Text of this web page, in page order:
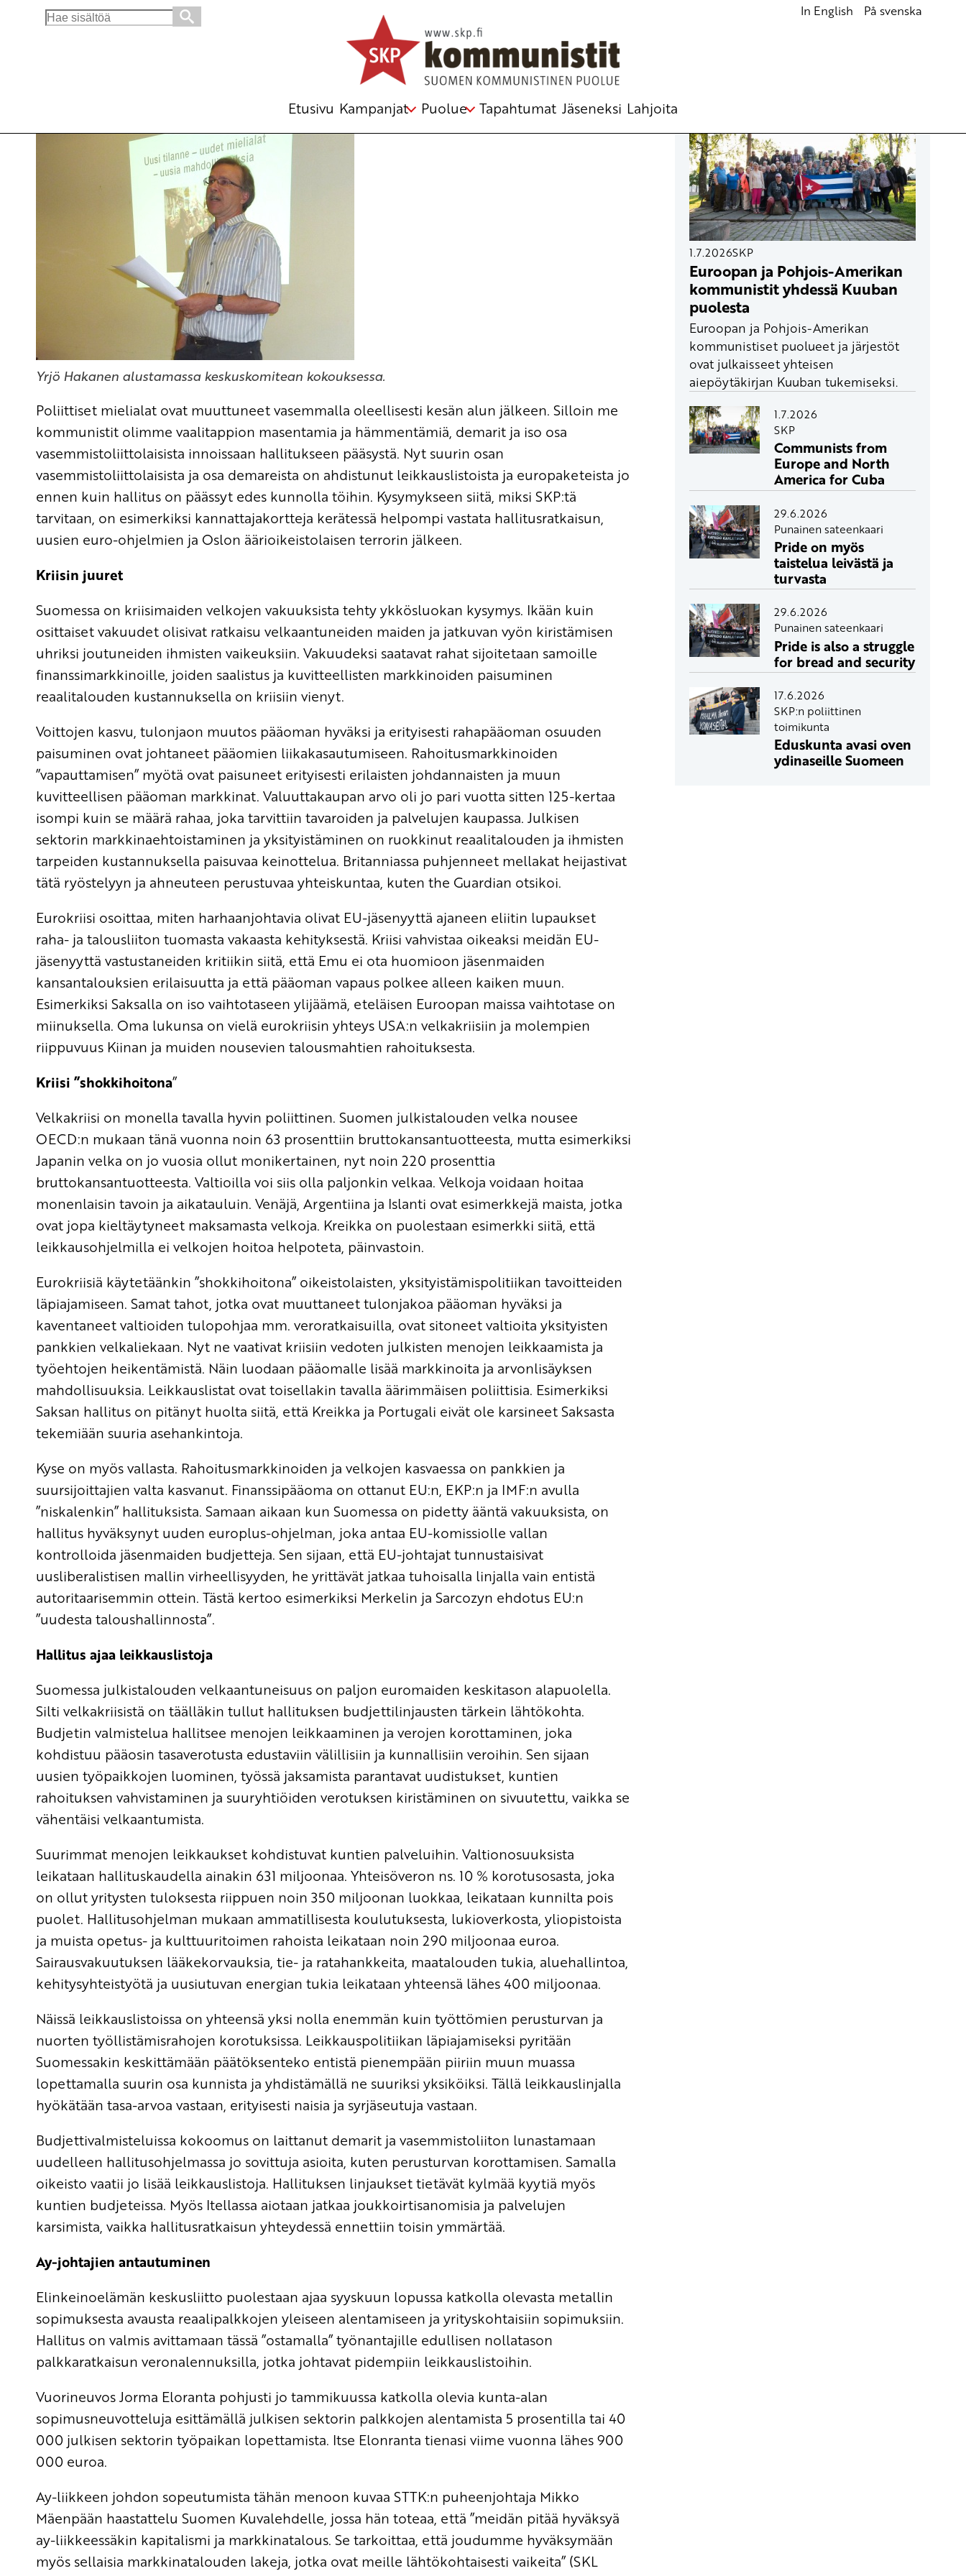
Search
In English På svenska
Etusivu Kampanjat Puolue Tapahtumat Jäseneksi Lahjoita
Yrjö Hakanen alustamassa keskuskomitean kokouksessa.
Poliittiset mielialat ovat muuttuneet vasemmalla oleellisesti kesän alun jälkeen. Silloin me
kommunistit olimme vaalitappion masentamia ja hämmentämiä, demarit ja iso osa
vasemmistoliittolaisista innoissaan hallitukseen pääsystä. Nyt suurin osan
vasemmistoliittolaisista ja osa demareista on ahdistunut leikkauslistoista ja europaketeista jo
ennen kuin hallitus on päässyt edes kunnolla töihin. Kysymykseen siitä, miksi SKP:tä
tarvitaan, on esimerkiksi kannattajakortteja kerätessä helpompi vastata hallitusratkaisun,
uusien euro-ohjelmien ja Oslon äärioikeistolaisen terrorin jälkeen.
Kriisin juuret
Suomessa on kriisimaiden velkojen vakuuksista tehty ykkösluokan kysymys. Ikään kuin
osittaiset vakuudet olisivat ratkaisu velkaantuneiden maiden ja jatkuvan vyön kiristämisen
uhriksi joutuneiden ihmisten vaikeuksiin. Vakuudeksi saatavat rahat sijoitetaan samoille
finanssimarkkinoille, joiden saalistus ja kuvitteellisten markkinoiden paisuminen
reaalitalouden kustannuksella on kriisiin vienyt.
Voittojen kasvu, tulonjaon muutos pääoman hyväksi ja erityisesti rahapääoman osuuden
paisuminen ovat johtaneet pääomien liikakasautumiseen. Rahoitusmarkkinoiden
”vapauttamisen” myötä ovat paisuneet erityisesti erilaisten johdannaisten ja muun
kuvitteellisen pääoman markkinat. Valuuttakaupan arvo oli jo pari vuotta sitten 125-kertaa
isompi kuin se määrä rahaa, joka tarvittiin tavaroiden ja palvelujen kaupassa. Julkisen
sektorin markkinaehtoistaminen ja yksityistäminen on ruokkinut reaalitalouden ja ihmisten
tarpeiden kustannuksella paisuvaa keinottelua. Britanniassa puhjenneet mellakat heijastivat
tätä ryöstelyyn ja ahneuteen perustuvaa yhteiskuntaa, kuten the Guardian otsikoi.
Eurokriisi osoittaa, miten harhaanjohtavia olivat EU-jäsenyyttä ajaneen eliitin lupaukset
raha- ja talousliiton tuomasta vakaasta kehityksestä. Kriisi vahvistaa oikeaksi meidän EU-
jäsenyyttä vastustaneiden kritiikin siitä, että Emu ei ota huomioon jäsenmaiden
kansantalouksien erilaisuutta ja että pääoman vapaus polkee alleen kaiken muun.
Esimerkiksi Saksalla on iso vaihtotaseen ylijäämä, eteläisen Euroopan maissa vaihtotase on
miinuksella. Oma lukunsa on vielä eurokriisin yhteys USA:n velkakriisiin ja molempien
riippuvuus Kiinan ja muiden nousevien talousmahtien rahoituksesta.
Kriisi ”shokkihoitona”
Velkakriisi on monella tavalla hyvin poliittinen. Suomen julkistalouden velka nousee
OECD:n mukaan tänä vuonna noin 63 prosenttiin bruttokansantuotteesta, mutta esimerkiksi
Japanin velka on jo vuosia ollut monikertainen, nyt noin 220 prosenttia
bruttokansantuotteesta. Valtioilla voi siis olla paljonkin velkaa. Velkoja voidaan hoitaa
monenlaisin tavoin ja aikatauluin. Venäjä, Argentiina ja Islanti ovat esimerkkejä maista, jotka
ovat jopa kieltäytyneet maksamasta velkoja. Kreikka on puolestaan esimerkki siitä, että
leikkausohjelmilla ei velkojen hoitoa helpoteta, päinvastoin.
Eurokriisiä käytetäänkin ”shokkihoitona” oikeistolaisten, yksityistämispolitiikan tavoitteiden
läpiajamiseen. Samat tahot, jotka ovat muuttaneet tulonjakoa pääoman hyväksi ja
kaventaneet valtioiden tulopohjaa mm. veroratkaisuilla, ovat sitoneet valtioita yksityisten
pankkien velkaliekaan. Nyt ne vaativat kriisiin vedoten julkisten menojen leikkaamista ja
työehtojen heikentämistä. Näin luodaan pääomalle lisää markkinoita ja arvonlisäyksen
mahdollisuuksia. Leikkauslistat ovat toisellakin tavalla äärimmäisen poliittisia. Esimerkiksi
Saksan hallitus on pitänyt huolta siitä, että Kreikka ja Portugali eivät ole karsineet Saksasta
tekemiään suuria asehankintoja.
Kyse on myös vallasta. Rahoitusmarkkinoiden ja velkojen kasvaessa on pankkien ja
suursijoittajien valta kasvanut. Finanssipääoma on ottanut EU:n, EKP:n ja IMF:n avulla
”niskalenkin” hallituksista. Samaan aikaan kun Suomessa on pidetty ääntä vakuuksista, on
hallitus hyväksynyt uuden europlus-ohjelman, joka antaa EU-komissiolle vallan
kontrolloida jäsenmaiden budjetteja. Sen sijaan, että EU-johtajat tunnustaisivat
uusliberalistisen mallin virheellisyyden, he yrittävät jatkaa tuhoisalla linjalla vain entistä
autoritaarisemmin ottein. Tästä kertoo esimerkiksi Merkelin ja Sarcozyn ehdotus EU:n
”uudesta taloushallinnosta”.
Hallitus ajaa leikkauslistoja
Suomessa julkistalouden velkaantuneisuus on paljon euromaiden keskitason alapuolella.
Silti velkakriisistä on täälläkin tullut hallituksen budjettilinjausten tärkein lähtökohta.
Budjetin valmistelua hallitsee menojen leikkaaminen ja verojen korottaminen, joka
kohdistuu pääosin tasaverotusta edustaviin välillisiin ja kunnallisiin veroihin. Sen sijaan
uusien työpaikkojen luominen, työssä jaksamista parantavat uudistukset, kuntien
rahoituksen vahvistaminen ja suuryhtiöiden verotuksen kiristäminen on sivuutettu, vaikka se
vähentäisi velkaantumista.
Suurimmat menojen leikkaukset kohdistuvat kuntien palveluihin. Valtionosuuksista
leikataan hallituskaudella ainakin 631 miljoonaa. Yhteisöveron ns. 10 % korotusosasta, joka
on ollut yritysten tuloksesta riippuen noin 350 miljoonan luokkaa, leikataan kunnilta pois
puolet. Hallitusohjelman mukaan ammatillisesta koulutuksesta, lukioverkosta, yliopistoista
ja muista opetus- ja kulttuuritoimen rahoista leikataan noin 290 miljoonaa euroa.
Sairausvakuutuksen lääkekorvauksia, tie- ja ratahankkeita, maatalouden tukia, aluehallintoa,
kehitysyhteistyötä ja uusiutuvan energian tukia leikataan yhteensä lähes 400 miljoonaa.
Näissä leikkauslistoissa on yhteensä yksi nolla enemmän kuin työttömien perusturvan ja
nuorten työllistämisrahojen korotuksissa. Leikkauspolitiikan läpiajamiseksi pyritään
Suomessakin keskittämään päätöksenteko entistä pienempään piiriin muun muassa
lopettamalla suurin osa kunnista ja yhdistämällä ne suuriksi yksiköiksi. Tällä leikkauslinjalla
hyökätään tasa-arvoa vastaan, erityisesti naisia ja syrjäseutuja vastaan.
Budjettivalmisteluissa kokoomus on laittanut demarit ja vasemmistoliiton lunastamaan
uudelleen hallitusohjelmassa jo sovittuja asioita, kuten perusturvan korottamisen. Samalla
oikeisto vaatii jo lisää leikkauslistoja. Hallituksen linjaukset tietävät kylmää kyytiä myös
kuntien budjeteissa. Myös Itellassa aiotaan jatkaa joukkoirtisanomisia ja palvelujen
karsimista, vaikka hallitusratkaisun yhteydessä ennettiin toisin ymmärtää.
Ay-johtajien antautuminen
Elinkeinoelämän keskusliitto puolestaan ajaa syyskuun lopussa katkolla olevasta metallin
sopimuksesta avausta reaalipalkkojen yleiseen alentamiseen ja yrityskohtaisiin sopimuksiin.
Hallitus on valmis avittamaan tässä ”ostamalla” työnantajille edullisen nollatason
palkkaratkaisun veronalennuksilla, jotka johtavat pidempiin leikkauslistoihin.
Vuorineuvos Jorma Eloranta pohjusti jo tammikuussa katkolla olevia kunta-alan
sopimusneuvotteluja esittämällä julkisen sektorin palkkojen alentamista 5 prosentilla tai 40
000 julkisen sektorin työpaikan lopettamista. Itse Elonranta tienasi viime vuonna lähes 900
000 euroa.
Ay-liikkeen johdon sopeutumista tähän menoon kuvaa STTK:n puheenjohtaja Mikko
Mäenpään haastattelu Suomen Kuvalehdelle, jossa hän toteaa, että ”meidän pitää hyväksyä
ay-liikkeessäkin kapitalismi ja markkinatalous. Se tarkoittaa, että joudumme hyväksymään
myös sellaisia markkinatalouden lakeja, jotka ovat meille lähtökohtaisesti vaikeita” (SKL
1.7.2026SKP
Euroopan ja Pohjois-Amerikan
kommunistit yhdessä Kuuban
puolesta
Euroopan ja Pohjois-Amerikan
kommunistiset puolueet ja järjestöt
ovat julkaisseet yhteisen
aiepöytäkirjan Kuuban tukemiseksi.
1.7.2026
SKP
Communists from
Europe and North
America for Cuba
29.6.2026
Punainen sateenkaari
Pride on myös
taistelua leivästä ja
turvasta
29.6.2026
Punainen sateenkaari
Pride is also a struggle
for bread and security
17.6.2026
SKP:n poliittinen
toimikunta
Eduskunta avasi oven
ydinaseille Suomeen